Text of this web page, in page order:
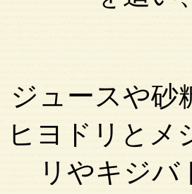
ジュースや砂
ヒヨドリとメ
リやキジ